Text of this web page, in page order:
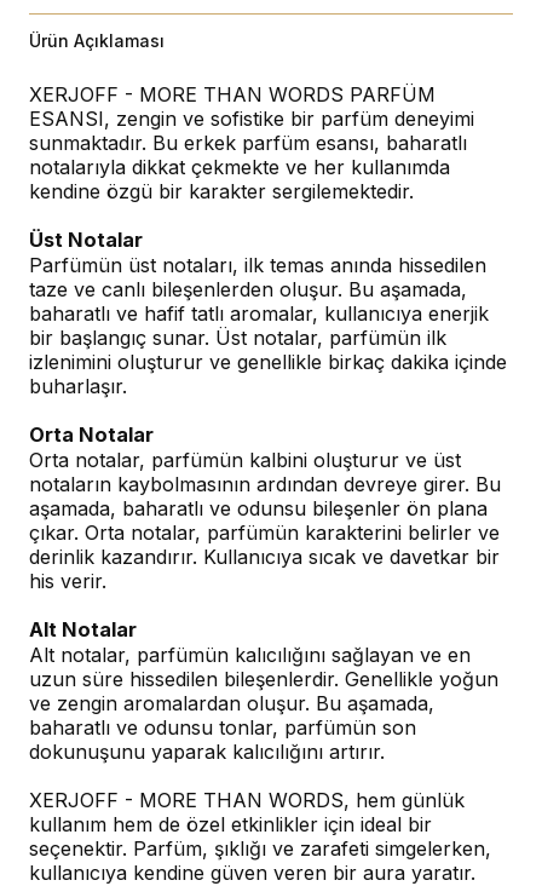
Ürün Açıklaması
XERJOFF - MORE THAN WORDS PARFÜM
ESANSI, zengin ve sofistike bir parfüm deneyimi
sunmaktadır. Bu erkek parfüm esansı, baharatlı
notalarıyla dikkat çekmekte ve her kullanımda
kendine özgü bir karakter sergilemektedir.
Üst Notalar
Parfümün üst notaları, ilk temas anında hissedilen
taze ve canlı bileşenlerden oluşur. Bu aşamada,
baharatlı ve hafif tatlı aromalar, kullanıcıya enerjik
bir başlangıç sunar. Üst notalar, parfümün ilk
izlenimini oluşturur ve genellikle birkaç dakika içinde
buharlaşır.
Orta Notalar
Orta notalar, parfümün kalbini oluşturur ve üst
notaların kaybolmasının ardından devreye girer. Bu
aşamada, baharatlı ve odunsu bileşenler ön plana
çıkar. Orta notalar, parfümün karakterini belirler ve
derinlik kazandırır. Kullanıcıya sıcak ve davetkar bir
his verir.
Alt Notalar
Alt notalar, parfümün kalıcılığını sağlayan ve en
uzun süre hissedilen bileşenlerdir. Genellikle yoğun
ve zengin aromalardan oluşur. Bu aşamada,
baharatlı ve odunsu tonlar, parfümün son
dokunuşunu yaparak kalıcılığını artırır.
XERJOFF - MORE THAN WORDS, hem günlük
kullanım hem de özel etkinlikler için ideal bir
seçenektir. Parfüm, şıklığı ve zarafeti simgelerken,
kullanıcıya kendine güven veren bir aura yaratır.